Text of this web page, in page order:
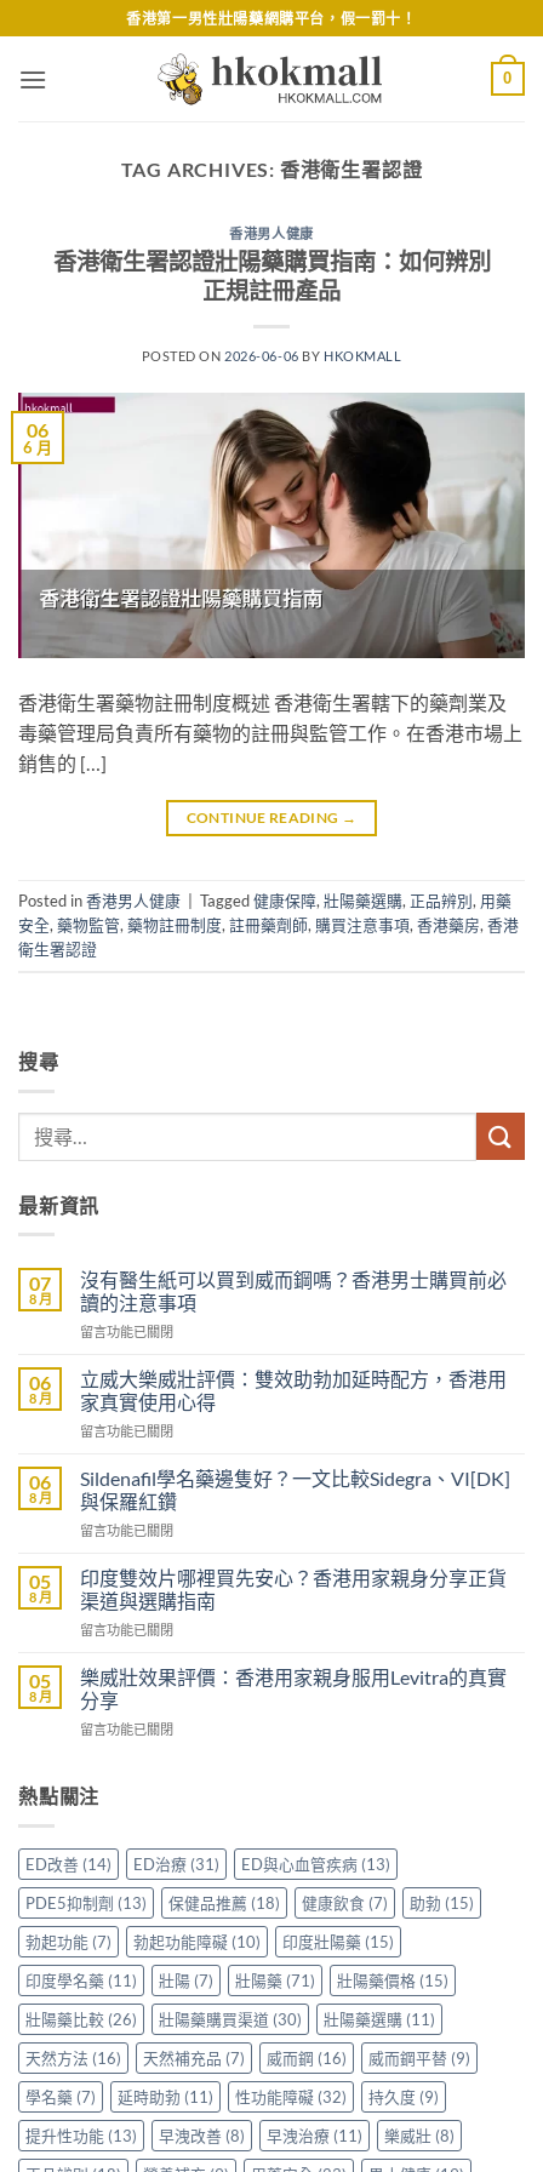
to
content
香港第一男性壯陽藥網購平台，假一罰十！
0
TAG ARCHIVES: 香港衛生署認證
香港男人健康
香港衛生署認證壯陽藥購買指南：如何辨別
正規註冊產品
POSTED ON 2026-06-06 BY HKOKMALL
06
6 月
香港衛生署藥物註冊制度概述 香港衛生署轄下的藥劑業及
毒藥管理局負責所有藥物的註冊與監管工作。在香港市場上
銷售的 […]
CONTINUE READING →
Posted in香港男人健康 Tagged健康保障,壯陽藥選購, 正品辨別, 用藥
安全,藥物監管,藥物註冊制度,註冊藥劑師, 購買注意事項,香港藥房,香港
衛生署認證
搜尋
最新資訊
07
8 月
沒有醫生紙可以買到威而鋼嗎？香港男士購買前必
讀的注意事項
在
有
醫
生
紙
以
買
到
威
鋼
嗎？
港
士
購
買
讀
的
意
事
項〉
中
留言功能已關閉
06
8 月
立威大樂威壯評價：雙效助勃加延時配方，香港用
家真實使用心得
在
威
大
樂
威
評
價：
雙
效
勃
加
時
香
家
真
實
使
用
心
得〉
中
留言功能已關閉
06
8 月
Sildenafil學名藥邊隻好？一文比較Sidegra、VI[DK]
與保羅紅鑽
在
學
名
藥
邊
好？
一
文
比
VI[DK]
羅
紅
鑽〉
中
留言功能已關閉
05
8 月
印度雙效片哪裡買先安心？香港用家親身分享正貨
渠道與選購指南
在
度
雙
效
片
買
心？
香
港
用
家
親
身
分
享
正
貨
渠
道
與
選
購
留言功能已關閉
05
8 月
樂威壯效果評價：香港用家親身服用Levitra的真實
分享
在
壯
效
評
價：
香
港
用
家
親
身
服
用
Levitra
的
真
實
分
享〉
留言功能已關閉
熱點關注
ED改善 (14) ED治療 (31) ED與心血管疾病 (13)
PDE5抑制劑 (13) 保健品推薦 (18) 健康飲食 (7) 助勃 (15)
勃起功能 (7) 勃起功能障礙 (10) 印度壯陽藥 (15)
印度學名藥 (11) 壯陽 (7) 壯陽藥 (71) 壯陽藥價格 (15)
壯陽藥比較 (26) 壯陽藥購買渠道 (30) 壯陽藥選購 (11)
天然方法 (16) 天然補充品 (7) 威而鋼 (16) 威而鋼平替 (9)
學名藥 (7) 延時助勃 (11) 性功能障礙 (32) 持久度 (9)
提升性功能 (13) 早洩改善 (8) 早洩治療 (11) 樂威壯 (8)